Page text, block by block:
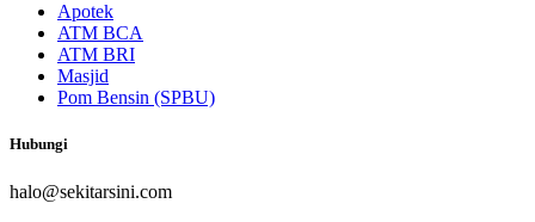
Apotek
ATM BCA
ATM BRI
Masjid
Pom Bensin (SPBU)
Hubungi
halo@sekitarsini.com